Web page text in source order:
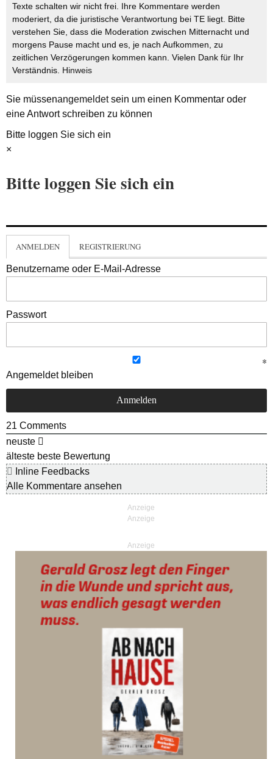
Texte schalten wir nicht frei. Ihre Kommentare werden
moderiert, da die juristische Verantwortung bei TE liegt. Bitte
verstehen Sie, dass die Moderation zwischen Mitternacht und
morgens Pause macht und es, je nach Aufkommen, zu
zeitlichen Verzögerungen kommen kann. Vielen Dank für Ihr
Verständnis. Hinweis
Sie müssenangemeldetsein um einen Kommentar oder
eine Antwort schreiben zu können
Bitte loggen Sie sich ein
×
Bitte loggen Sie sich ein
ANMELDEN REGISTRIERUNG
Benutzername oder E-Mail-Adresse
Passwort
Angemeldet bleiben
21 Comments
neuste
älteste beste Bewertung
Inline Feedbacks
Alle Kommentare ansehen
Anzeige